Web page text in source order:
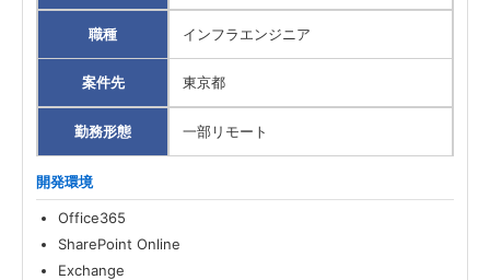
職種
案件先エリア
職種 インフラエンジニア
案件先 東京都
勤務形態 一部リモート
開発環境
Office365
SharePoint Online
Exchange